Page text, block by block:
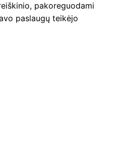
pakoreguodami
paslaugų teikėjo